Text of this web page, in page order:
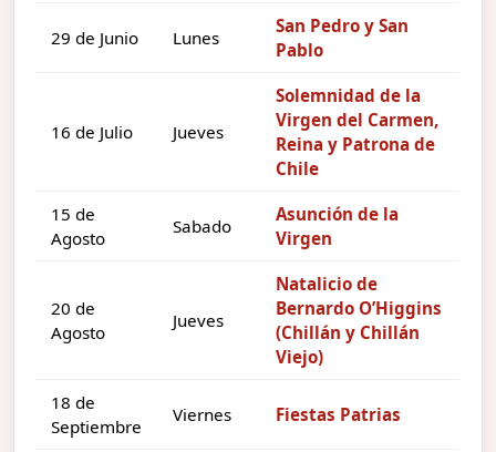
29 de Junio Lunes
San Pedro y San
Pablo
16 de Julio Jueves
Solemnidad de la
Virgen del Carmen,
Reina y Patrona de
Chile
15 de
Agosto
Sabado
Asunción de la
Virgen
20 de
Agosto
Jueves
Natalicio de
Bernardo O’Higgins
(Chillán y Chillán
Viejo)
18 de
Septiembre
Viernes Fiestas Patrias